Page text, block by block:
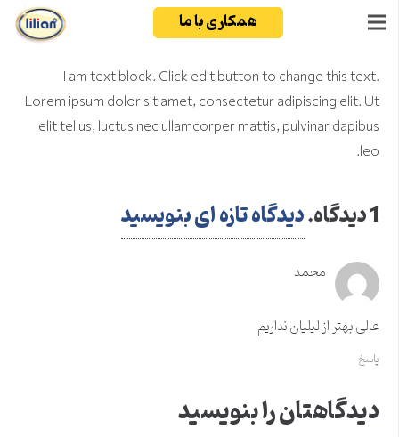
همکاری با ما
I am text block. Click edit button to change this text.
Lorem ipsum dolor sit amet, consectetur adipiscing elit. Ut
elit tellus, luctus nec ullamcorper mattis, pulvinar dapibus
leo.
1دیدگاه.دیدگاه تازه ای بنویسید
محمد
عالی بهتر از لیلیان نداریم
پاسخ
دیدگاهتان را بنویسید